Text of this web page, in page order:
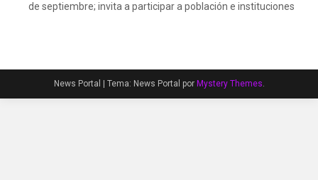
de septiembre; invita a participar a población e instituciones
News Portal Tema: News Portal por Mystery Themes.